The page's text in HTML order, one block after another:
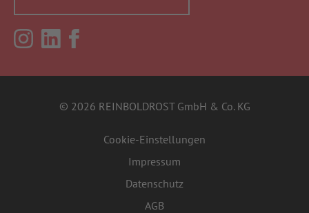
© 2026 REINBOLDROST GmbH & Co. KG
Cookie-Einstellungen
Impressum
Datenschutz
AGB